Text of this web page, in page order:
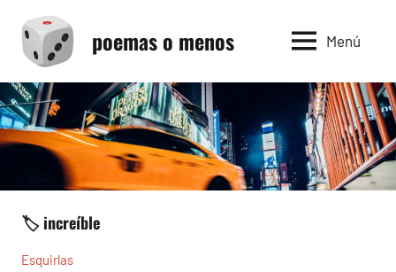
contenido
poemas o menos Menú
🏷️ increíble
Esquirlas